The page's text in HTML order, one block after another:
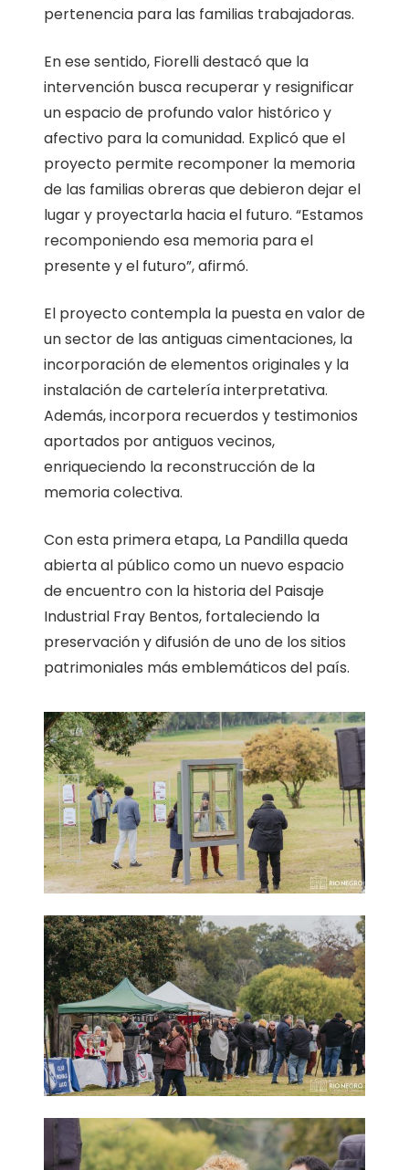
pertenencia para las familias trabajadoras.
En ese sentido, Fiorelli destacó que la
intervención busca recuperar y resignificar
un espacio de profundo valor histórico y
afectivo para la comunidad. Explicó que el
proyecto permite recomponer la memoria
de las familias obreras que debieron dejar el
lugar y proyectarla hacia el futuro. “Estamos
recomponiendo esa memoria para el
presente y el futuro”, afirmó.
El proyecto contempla la puesta en valor de
un sector de las antiguas cimentaciones, la
incorporación de elementos originales y la
instalación de cartelería interpretativa.
Además, incorpora recuerdos y testimonios
aportados por antiguos vecinos,
enriqueciendo la reconstrucción de la
memoria colectiva.
Con esta primera etapa, La Pandilla queda
abierta al público como un nuevo espacio
de encuentro con la historia del Paisaje
Industrial Fray Bentos, fortaleciendo la
preservación y difusión de uno de los sitios
patrimoniales más emblemáticos del país.